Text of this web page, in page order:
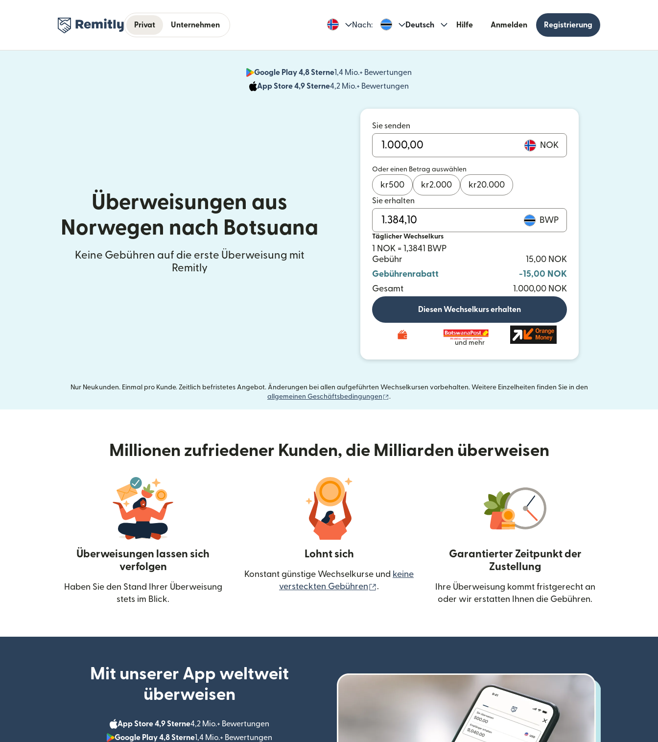
Privat Unternehmen Nach: Deutsch Hilfe Anmelden Registrierung
Google Play 4,8 Sterne1,4 Mio.+ Bewertungen
App Store 4,9 Sterne4,2 Mio.+ Bewertungen
Überweisungen aus
Norwegen nach Botsuana
Keine Gebühren auf die erste Überweisung mit
Remitly
Sie senden
NOK
Oder einen Betrag auswählen
kr500 kr2.000 kr20.000
Sie erhalten
BWP
Täglicher Wechselkurs
1 NOK = 1,3841 BWP
Gebühr
15,00 NOK
Gebührenrabatt
-15,00 NOK
Gesamt
1.000,00 NOK
Diesen Wechselkurs erhalten
und mehr
Nur Neukunden. Einmal pro Kunde. Zeitlich befristetes Angebot. Änderungen bei allen aufgeführten Wechselkursen vorbehalten. Weitere Einzelheiten finden Sie in den
allgemeinen Geschäftsbedingungen
(wird in einem neuen Fenster geöffnet)
.
Millionen zufriedener Kunden, die Milliarden überweisen
Überweisungen lassen sich
verfolgen
Haben Sie den Stand Ihrer Überweisung
stets im Blick.
Lohnt sich
Konstant günstige Wechselkurse und keine
versteckten Gebühren
(wird in einem neuen Fenster geöffnet)
.
Garantierter Zeitpunkt der
Zustellung
Ihre Überweisung kommt fristgerecht an
oder wir erstatten Ihnen die Gebühren.
Mit unserer App weltweit
überweisen
App Store 4,9 Sterne4,2 Mio.+ Bewertungen
Google Play 4,8 Sterne1,4 Mio.+ Bewertungen